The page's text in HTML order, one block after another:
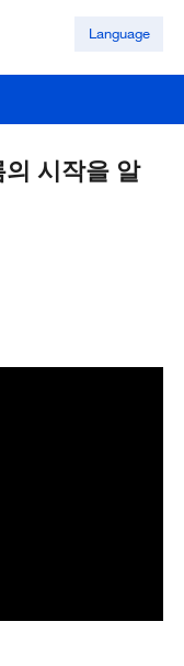
Language
시작을 알